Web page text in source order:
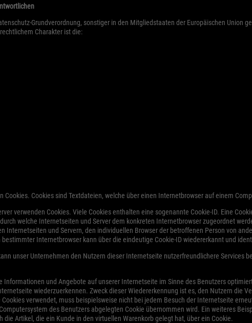
Grundverordnung, sonstiger in den Mitgliedstaaten der Europäischen Union
Charakter ist die:
Cookies. Cookies sind Textdateien, welche über einen Internetbrowser auf einem
verwenden Cookies. Viele Cookies enthalten eine sogenannte Cookie-ID. Eine
welche Internetseiten und Server dem konkreten Internetbrowser zugeordnet
Internetseiten und Servern, den individuellen Browser der betroffenen Person von
Internetbrowser kann über die eindeutige Cookie-ID wiedererkannt und
unser Unternehmen den Nutzern dieser Internetseite nutzerfreundlichere Services
Informationen und Angebote auf unserer Internetseite im Sinne des Benutzers
wiederzuerkennen. Zweck dieser Wiedererkennung ist es, den Nutzern die
verwendet, muss beispielsweise nicht bei jedem Besuch der Internetseite
des Benutzers abgelegten Cookie übernommen wird. Ein weiteres
die Artikel, die ein Kunde in den virtuellen Warenkorb gelegt hat, über ein Cookie.